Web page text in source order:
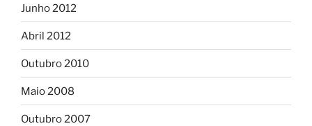
Junho 2012
Abril 2012
Outubro 2010
Maio 2008
Outubro 2007